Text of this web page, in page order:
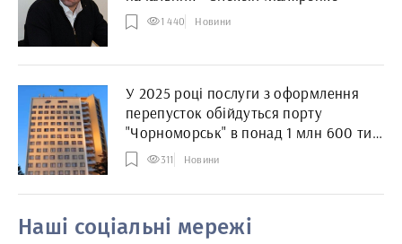
1 440 Новини
У 2025 році послуги з оформлення
перепусток обійдуться порту
"Чорноморськ" в понад 1 млн 600 тис.
грн
311 Новини
Наші соціальні мережі